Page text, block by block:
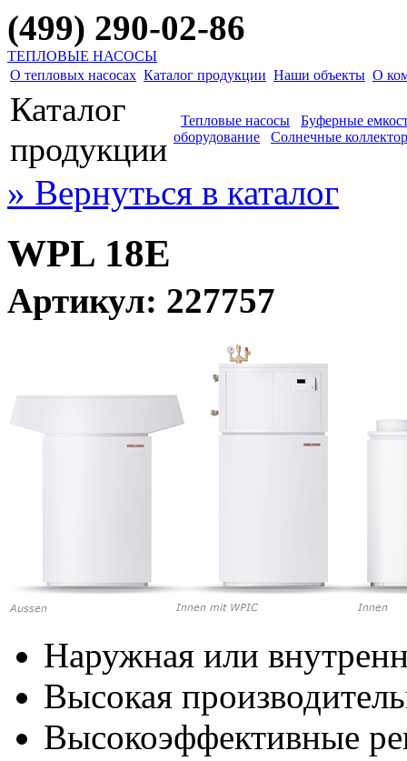
(499) 290-02-86
ТЕПЛОВЫЕ НАСОСЫ
О тепловых насосах Каталог продукции Наши объекты О
Каталог
продукции
Тепловые насосы
Буферные
оборудование
Солнечные
» Вернуться в каталог
WPL 18E
Артикул: 227757
Наружная или
Высокая
Высокоэффективные